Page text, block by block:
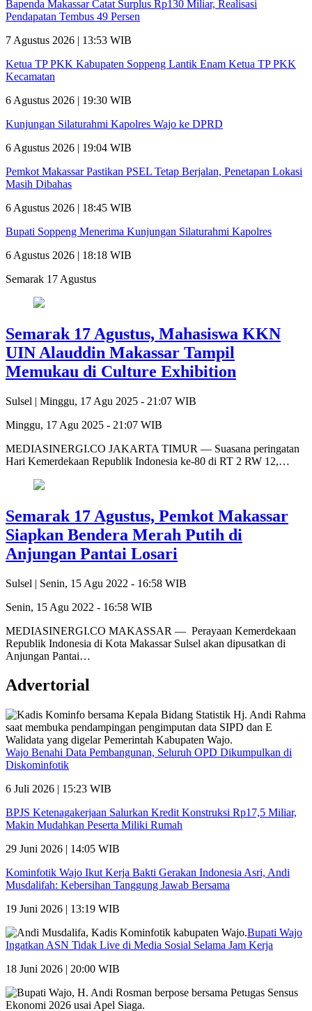
Bapenda Makassar Catat Surplus Rp130 Miliar, Realisasi
Pendapatan Tembus 49 Persen
7 Agustus 2026 | 13:53 WIB
Ketua TP PKK Kabupaten Soppeng Lantik Enam Ketua TP PKK
Kecamatan
6 Agustus 2026 | 19:30 WIB
Kunjungan Silaturahmi Kapolres Wajo ke DPRD
6 Agustus 2026 | 19:04 WIB
Pemkot Makassar Pastikan PSEL Tetap Berjalan, Penetapan Lokasi
Masih Dibahas
6 Agustus 2026 | 18:45 WIB
Bupati Soppeng Menerima Kunjungan Silaturahmi Kapolres
6 Agustus 2026 | 18:18 WIB
Semarak 17 Agustus
Semarak 17 Agustus, Mahasiswa KKN
UIN Alauddin Makassar Tampil
Memukau di Culture Exhibition
Sulsel | Minggu, 17 Agu 2025 - 21:07 WIB
Minggu, 17 Agu 2025 - 21:07 WIB
MEDIASINERGI.CO JAKARTA TIMUR — Suasana peringatan
Hari Kemerdekaan Republik Indonesia ke-80 di RT 2 RW 12,…
Semarak 17 Agustus, Pemkot Makassar
Siapkan Bendera Merah Putih di
Anjungan Pantai Losari
Sulsel | Senin, 15 Agu 2022 - 16:58 WIB
Senin, 15 Agu 2022 - 16:58 WIB
MEDIASINERGI.CO MAKASSAR — Perayaan Kemerdekaan
Republik Indonesia di Kota Makassar Sulsel akan dipusatkan di
Anjungan Pantai…
Advertorial
Wajo Benahi Data Pembangunan, Seluruh OPD Dikumpulkan di
Diskominfotik
6 Juli 2026 | 15:23 WIB
BPJS Ketenagakerjaan Salurkan Kredit Konstruksi Rp17,5 Miliar,
Makin Mudahkan Peserta Miliki Rumah
29 Juni 2026 | 14:05 WIB
Kominfotik Wajo Ikut Kerja Bakti Gerakan Indonesia Asri, Andi
Musdalifah: Kebersihan Tanggung Jawab Bersama
19 Juni 2026 | 13:19 WIB
Bupati Wajo
Ingatkan ASN Tidak Live di Media Sosial Selama Jam Kerja
18 Juni 2026 | 20:00 WIB